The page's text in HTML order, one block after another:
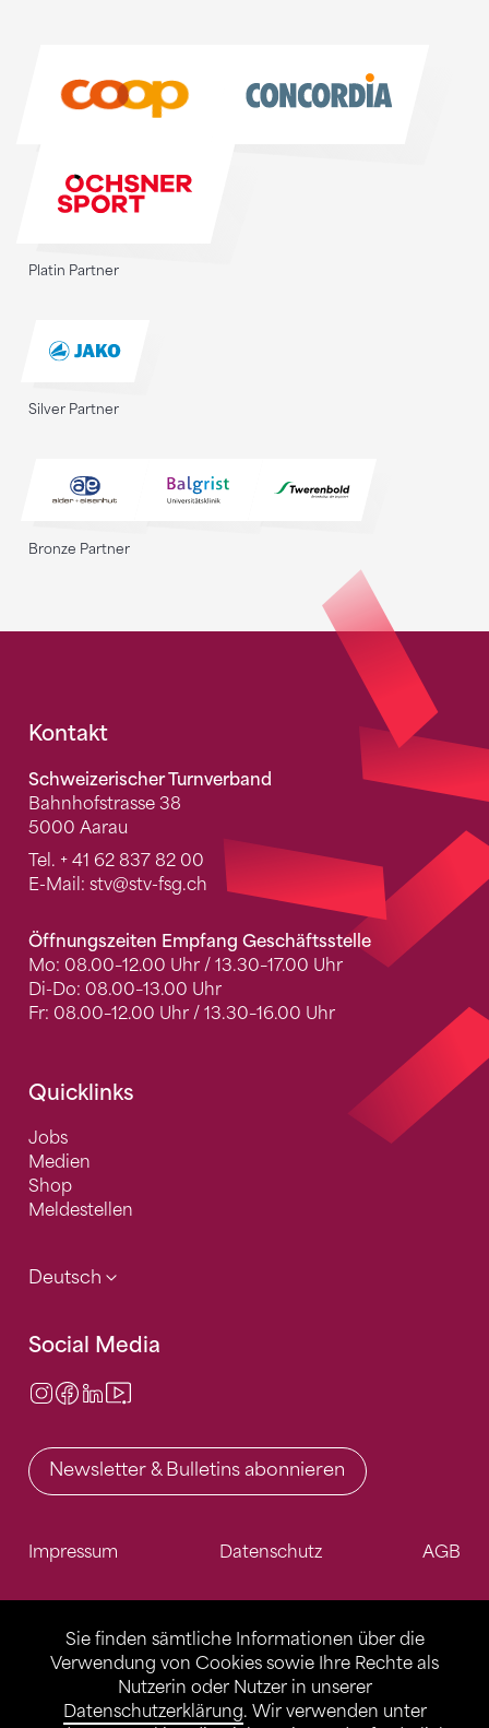
Sie finden sämtliche Informationen über die
Verwendung von Cookies sowie Ihre Rechte als
Nutzerin oder Nutzer in unserer
Datenschutzerklärung. Wir verwenden unter
Platin Partner
Silver Partner
Bronze Partner
Fusszeile
Kontakt
Schweizerischer Turnverband
Bahnhofstrasse 38
5000 Aarau
Tel. + 41 62 837 82 00
E-Mail: stv@stv-fsg.ch
Öffnungszeiten Empfang Geschäftsstelle
Mo: 08.00–12.00 Uhr / 13.30–17.00 Uhr
Di-Do: 08.00–13.00 Uhr
Fr: 08.00–12.00 Uhr / 13.30–16.00 Uhr
Quicklinks
Jobs
Medien
Shop
Meldestellen
Deutsch
Social Media
Instagram
Facebook
LinkedIn
Newsletter & Bulletins abonnieren
Impressum Datenschutz AGB